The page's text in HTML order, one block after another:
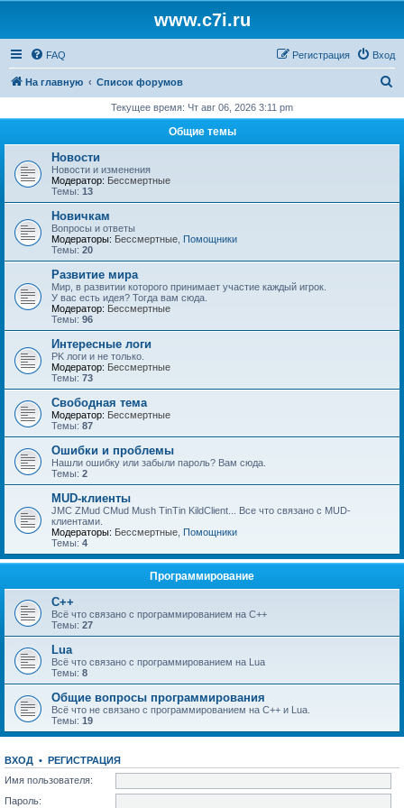
www.c7i.ru
FAQ Вход
Регистрация
На главную Список форумов
с
Текущее время: Чт авг 06, 2026 3:11 pm
Общие темы
Новости
Новости и изменения
Модератор: Бессмертные
Темы: 13
Новичкам
Вопросы и ответы
Модераторы: Бессмертные Помощники
Темы: 20
Развитие мира
Мир, в развитии которого принимает участие каждый игрок.
У вас есть идея? Тогда вам сюда.
Модератор: Бессмертные
Темы: 96
Интересные логи
PK логи и не только.
Модератор: Бессмертные
Темы: 73
Свободная тема
Модератор: Бессмертные
Темы: 87
Ошибки и проблемы
Нашли ошибку или забыли пароль? Вам сюда.
Темы: 2
MUD-клиенты
JMC ZMud CMud Mush TinTin KildClient... Все что связано с MUD-
клиентами.
Модераторы: Бессмертные Помощники
Темы: 4
Программирование
C++
Всё что связано с программированием на С++
Темы: 27
Lua
Всё что связано с программированием на Lua
Темы: 8
Общие вопросы программирования
Всё что не связано с программированием на C++ и Lua.
Темы: 19
ВХОД • РЕГИСТРАЦИЯ
Имя пользователя:
Пароль: